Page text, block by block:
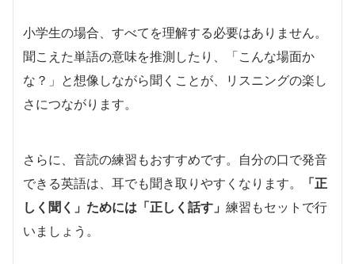
小学生の場合、すべてを理解する必要はありません。
聞こえた単語の意味を推測したり、「こんな場面か
な？」と想像しながら聞くことが、リスニングの楽し
さにつながります。
さらに、音読の練習もおすすめです。自分の口で発音
できる英語は、耳でも聞き取りやすくなります。
「正
しく聞く」ためには「正しく話す」 練習もセットで行
いましょう。